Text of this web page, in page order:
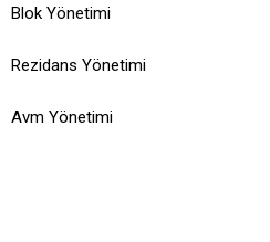
Blok Yönetimi
Rezidans Yönetimi
Avm Yönetimi